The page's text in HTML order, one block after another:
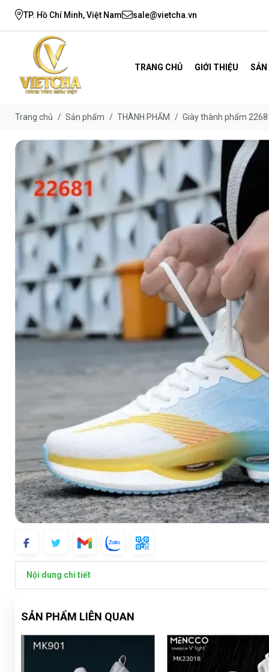
TP. Hồ Chí Minh, Việt Nam sale@vietcha.vn
TRANG CHỦ GIỚI THIỆU
Trang chủ / Sản phẩm / THÀNH PHẨM / Giày thành phẩm
Nội dung chi tiết
SẢN PHẨM LIÊN QUAN